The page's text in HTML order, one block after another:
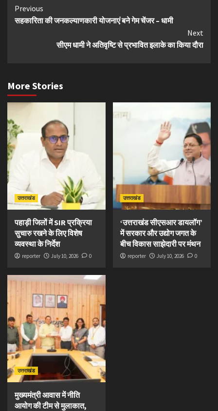
Continue
Reading
Previous
सहकारिता की जनकल्याणकारी योजनाएं बने गेम चेंजर – धामी
Next
सीएम धामी ने अतिवृष्टि से प्रभावित इलाके का किया दौरा
More Stories
उत्तराखंड
पहाड़ी जिलों में SIR प्रक्रिया
सुचारु रखने के लिए विशेष
व्यवस्था के निर्देश
reporter July 10, 2026 0
उत्तराखंड
‘उत्तराखंड सीएसआर डायलॉग’
में सरकार और उद्योग जगत के
बीच विकास साझेदारी पर मंथन
reporter July 10, 2026 0
उत्तराखंड
मुख्यमंत्री आवास में नीति
आयोग की टीम से मुलाकात,